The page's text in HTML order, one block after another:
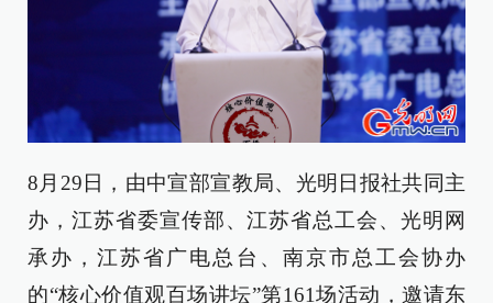
8月29日，由中宣部宣教局、光明日报社共同主
办，江苏省委宣传部、江苏省总工会、光明网
承办，江苏省广电总台、南京市总工会协办
的“核心价值观百场讲坛”第161场活动，邀请东